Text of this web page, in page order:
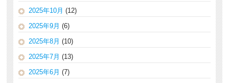
2025年10月 (12)
2025年9月 (6)
2025年8月 (10)
2025年7月 (13)
2025年6月 (7)